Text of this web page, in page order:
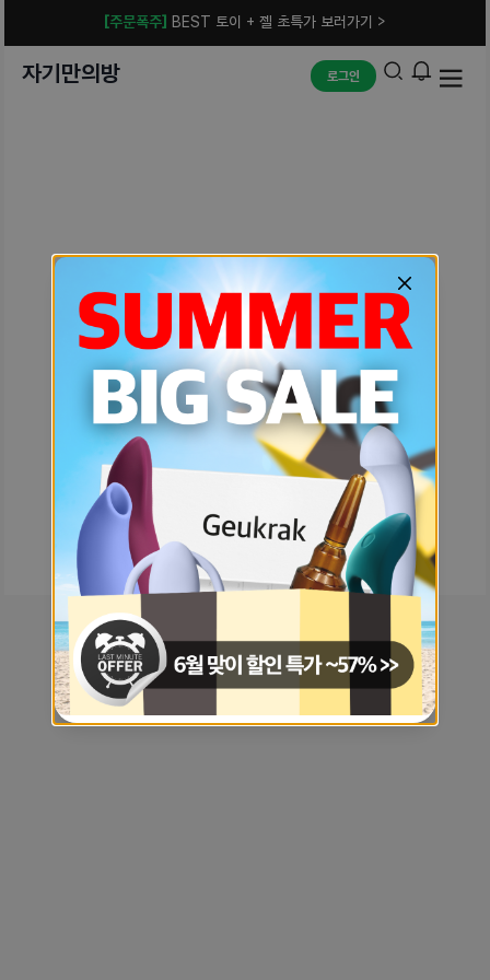
[주문폭주] BEST 토이 + 젤 초특가 보러가기 >
자기만의방 로그인
예상치 못한 에러입니다.